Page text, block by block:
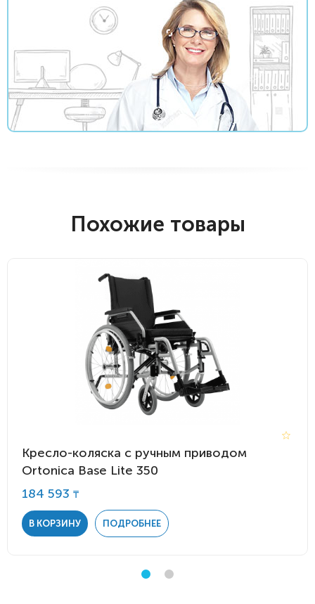
Похожие товары
Кресло-коляска с ручным приводом
Ortonica Base Lite 350
184 593 ₸
В КОРЗИНУ ПОДРОБНЕЕ